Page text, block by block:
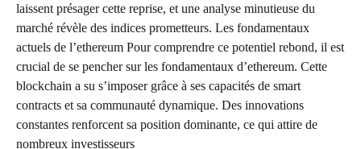
laissent présager cette reprise, et une analyse minutieuse du
marché révèle des indices prometteurs. Les fondamentaux
actuels de l’ethereum Pour comprendre ce potentiel rebond, il est
crucial de se pencher sur les fondamentaux d’ethereum. Cette
blockchain a su s’imposer grâce à ses capacités de smart
contracts et sa communauté dynamique. Des innovations
constantes renforcent sa position dominante, ce qui attire de
nombreux investisseurs